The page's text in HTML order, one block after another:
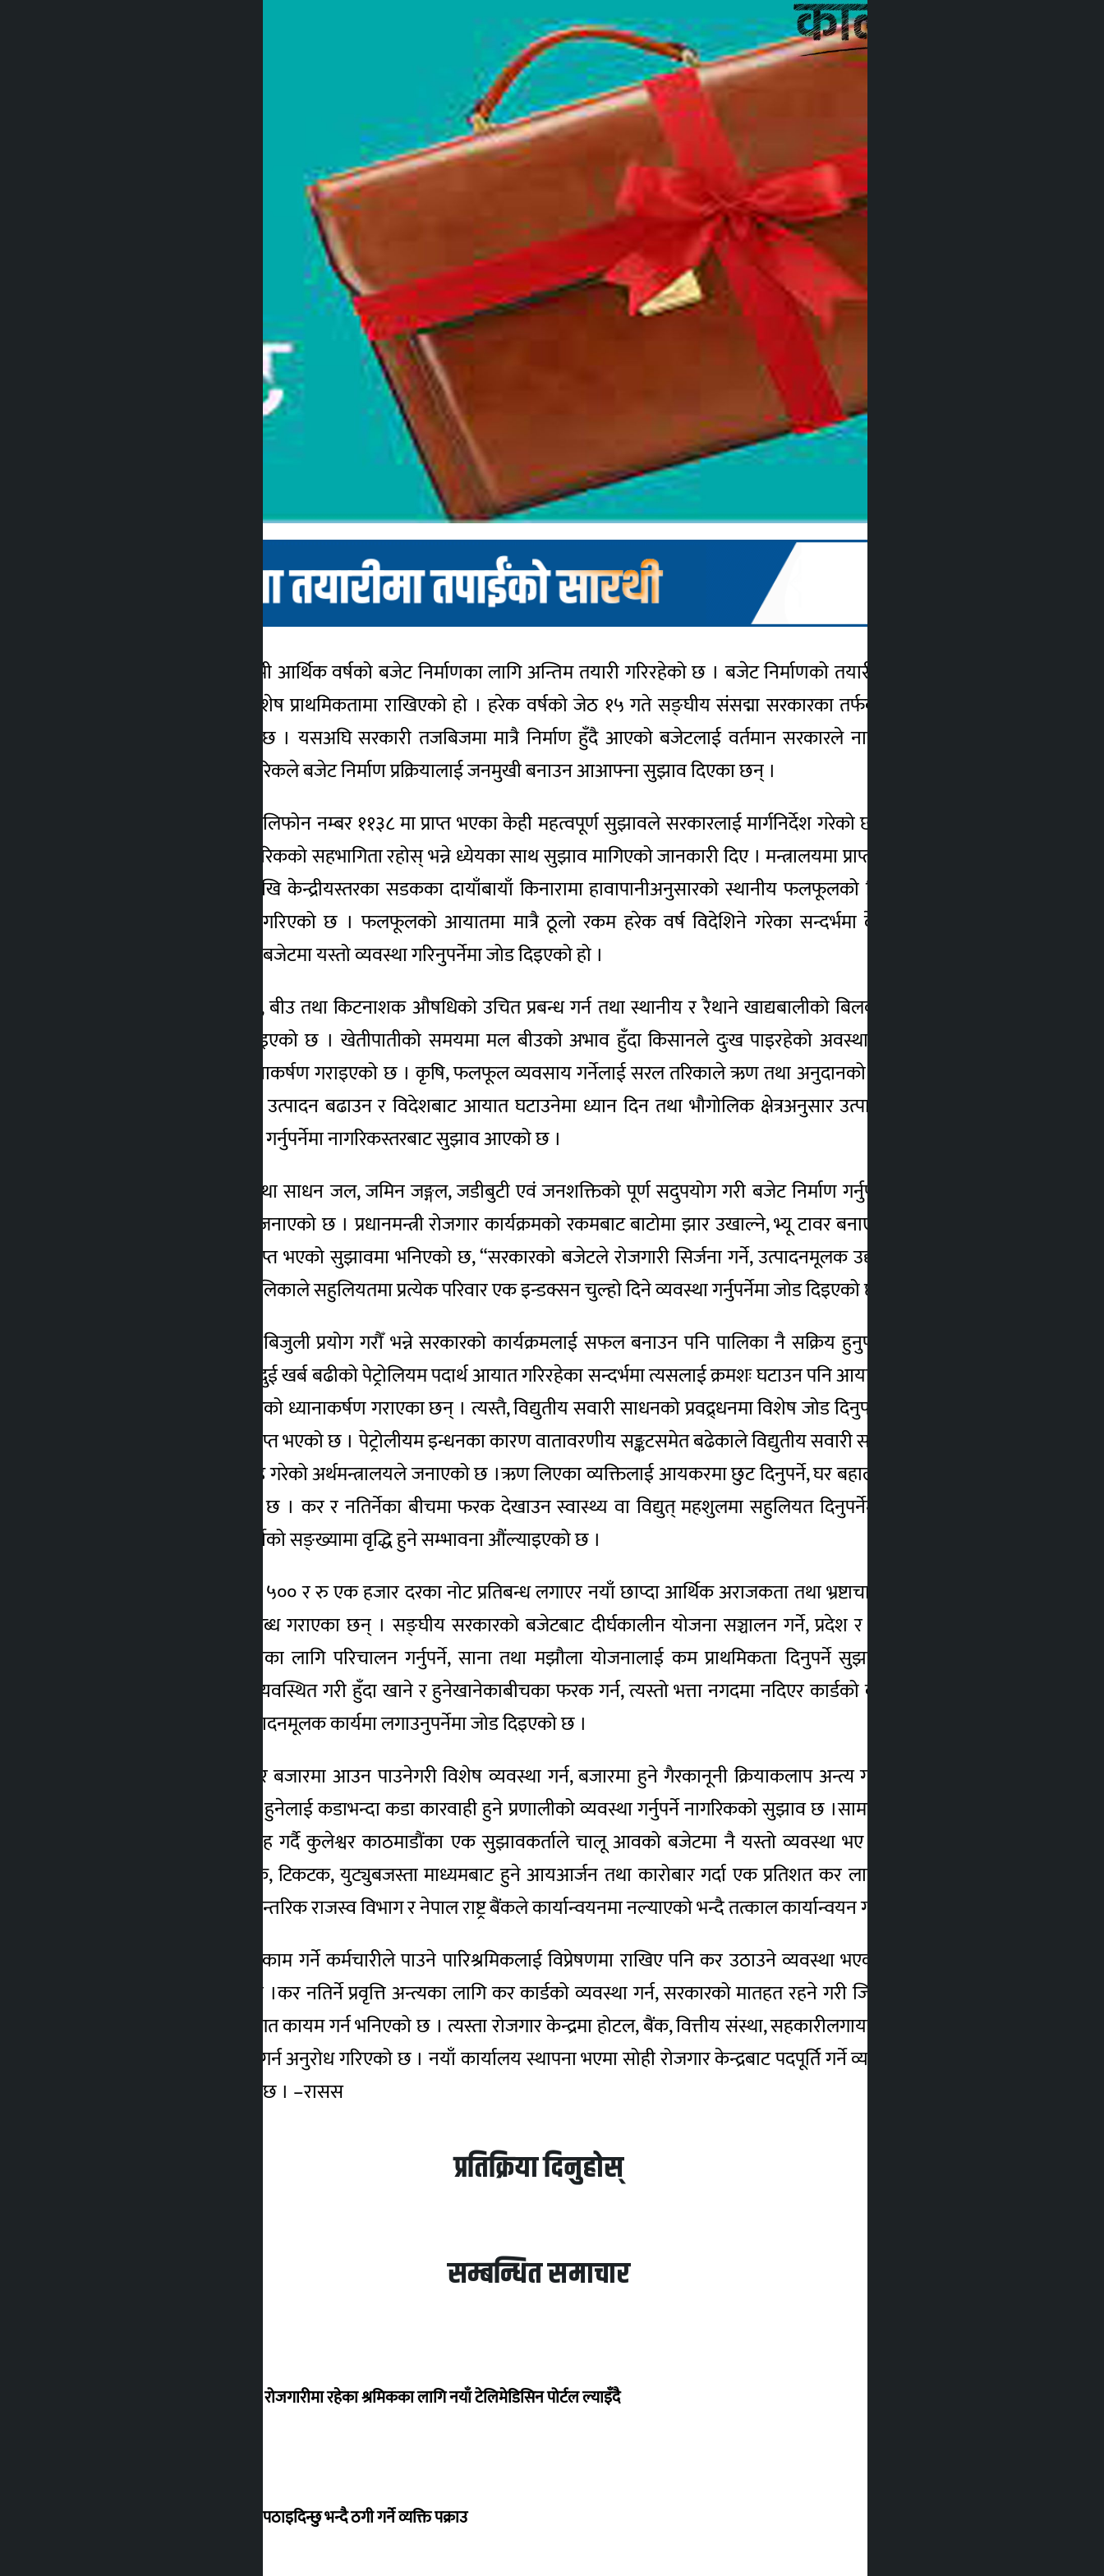
काठमाडौं । सरकारले आगामी आर्थिक वर्षको बजेट निर्माणका लागि अन्तिम तयारी गरिरहेको छ । बजेट निर्माणको तयारीको इतिहासमै पहिलो पटक
नागरिक सुझावलाई पनि विशेष प्राथमिकतामा राखिएको हो । हरेक वर्षको जेठ १५ गते सङ्घीय संसद्मा सरकारका तर्फबाट अर्थमन्त्रीले बजेट प्रस्तुत
गर्नुपर्ने संवैधानिक व्यवस्था छ । यसअघि सरकारी तजबिजमा मात्रै निर्माण हुँदै आएको बजेटलाई वर्तमान सरकारले नागरिकको सहभागिता अगाडि
बढाएको हो । देशभरका नागरिकले बजेट निर्माण प्रक्रियालाई जनमुखी बनाउन आआफ्ना सुझाव दिएका छन् ।
अर्थमन्त्रालयले पैसा नलाग्ने टेलिफोन नम्बर ११३८ मा प्राप्त भएका केही महत्वपूर्ण सुझावले सरकारलाई मार्गनिर्देश गरेको छ । अर्थमन्त्री जनार्दन शर्माले
अनुसार बजेट निर्माणमा नागरिकको सहभागिता रहोस् भन्ने ध्येयका साथ सुझाव मागिएको जानकारी दिए । मन्त्रालयमा प्राप्त भएका केही सुझावअनुसार
सार्वजनिक जग्गा, स्थानीयदेखि केन्द्रीयस्तरका सडकका दायाँबायाँ किनारामा हावापानीअनुसारको स्थानीय फलफूलको बिरुवा रोप्ने कार्यलाई विशेष
प्राथमिकतामा राख्न अनुरोध गरिएको छ । फलफूलको आयातमा मात्रै ठूलो रकम हरेक वर्ष विदेशिने गरेका सन्दर्भमा देशभित्रै फलफूल उत्पादनमा
आत्मनिर्भर बन्नका लागि पनि बजेटमा यस्तो व्यवस्था गरिनुपर्नेमा जोड दिइएको हो ।
किसानलाई रासायनिक मल, बीउ तथा किटनाशक औषधिको उचित प्रबन्ध गर्न तथा स्थानीय र रैथाने खाद्यबालीको बिलको सुरक्षामा ध्यान दिनुपर्नेमा
सरकारको ध्यानाकर्षण गराइएको छ । खेतीपातीको समयमा मल बीउको अभाव हुँदा किसानले दुःख पाइरहेको अवस्थालाई अन्त्य गर्नेतर्फ बजेटको
व्यवस्था गर्न सरकारको ध्यानाकर्षण गराइएको छ । कृषि, फलफूल व्यवसाय गर्नेलाई सरल तरिकाले ऋण तथा अनुदानको प्रबन्ध गर्नुपर्ने, बजेटमा साना
किसानलाई समेट्न, देशभित्रै उत्पादन बढाउन र विदेशबाट आयात घटाउनेमा ध्यान दिन तथा भौगोलिक क्षेत्रअनुसार उत्पादन हुने वस्तुलाई पकेट क्षेत्र
घोषणा गरी बजेट विनियोजन गर्नुपर्नेमा नागरिकस्तरबाट सुझाव आएको छ ।
देशभित्रका प्राकृतिक स्रोत तथा साधन जल, जमिन जङ्गल, जडीबुटी एवं जनशक्तिको पूर्ण सदुपयोग गरी बजेट निर्माण गर्नुपर्नेलगायत महत्वपूर्ण सुझाव
प्राप्त भएको अर्थमन्त्रालयले जनाएको छ । प्रधानमन्त्री रोजगार कार्यक्रमको रकमबाट बाटोमा झार उखाल्ने, भ्यू टावर बनाएर अर्थतन्त्र सुधार नहुने भन्दै
बेलकोटगढी नुवाकोटबाट प्राप्त भएको सुझावमा भनिएको छ, “सरकारको बजेटले रोजगारी सिर्जना गर्ने, उत्पादनमूलक उद्योगको विकासमा ध्यान दिन
जरुरी रहेको छ ।” प्रत्येक पालिकाले सहुलियतमा प्रत्येक परिवार एक इन्डक्सन चुल्हो दिने व्यवस्था गर्नुपर्नेमा जोड दिइएको छ ।
विदेशी ग्यास छाडौँ, स्वदेशी बिजुली प्रयोग गरौँ भन्ने सरकारको कार्यक्रमलाई सफल बनाउन पनि पालिका नै सक्रिय हुनुपर्ने सुझाव प्राप्त भएको छ ।
सरकारले हरेक वर्ष झण्डै रु दुई खर्ब बढीको पेट्रोलियम पदार्थ आयात गरिरहेका सन्दर्भमा त्यसलाई क्रमशः घटाउन पनि आयातित ग्यासको खपत कम गर्दै
जानुपर्नेमा नागरिकले सरकारको ध्यानाकर्षण गराएका छन् । त्यस्तै, विद्युतीय सवारी साधनको प्रवद्र्धनमा विशेष जोड दिनुपर्ने, भन्सार र कर छुट दिनुपर्ने
सुझाव पनि महत्वका साथ प्राप्त भएको छ । पेट्रोलीयम इन्धनका कारण वातावरणीय सङ्कटसमेत बढेकाले विद्युतीय सवारी साधनको प्रवद्र्धनमा जोड दिन
नागरिकले सरकारलाई आग्रह गरेको अर्थमन्त्रालयले जनाएको छ ।ऋण लिएका व्यक्तिलाई आयकरमा छुट दिनुपर्ने, घर बहाल कर तिर्ने र नतिर्नेकाबीचमा
केही फरक हुनुपर्ने माग पनि छ । कर र नतिर्नेका बीचमा फरक देखाउन स्वास्थ्य वा विद्युत् महशुलमा सहुलियत दिनुपर्नेमा जोड दिइएको छ । यस्तो
व्यवस्था गरिए बहाल कर तिर्नेको सङ्ख्यामा वृद्धि हुने सम्भावना औंल्याइएको छ ।
यसैगरी केहीले भने पुराना रु ५०० र रु एक हजार दरका नोट प्रतिबन्ध लगाएर नयाँ छाप्दा आर्थिक अराजकता तथा भ्रष्टाचार नियन्त्रण गर्न सकिन्छ भन्ने
सुझाव पनि नागरिकले उपलब्ध गराएका छन् । सङ्घीय सरकारको बजेटबाट दीर्घकालीन योजना सञ्चालन गर्ने, प्रदेश र स्थानीय पालिकाको योजना
जनस्तरको समस्या समाधानका लागि परिचालन गर्नुपर्ने, साना तथा मझौला योजनालाई कम प्राथमिकता दिनुपर्ने सुझाव आएकोे जनाइएको छ ।
सामाजिक सुरक्षा भत्तालाई व्यवस्थित गरी हुँदा खाने र हुनेखानेकाबीचका फरक गर्न, त्यस्तो भत्ता नगदमा नदिएर कार्डको व्यवस्था गरी आधारभत सेवा
निःशुल्क गर्न र नगदलाई उत्पादनमूलक कार्यमा लगाउनुपर्नेमा जोड दिइएको छ ।
वास्तविक क्षेत्रलाई पनि शेयर बजारमा आउन पाउनेगरी विशेष व्यवस्था गर्न, बजारमा हुने गैरकानूनी क्रियाकलाप अन्त्य गर्न तथा नियामक निकायका
प्रमुख नै गलत कार्यमा संलग्न हुनेलाई कडाभन्दा कडा कारवाही हुने प्रणालीको व्यवस्था गर्नुपर्ने नागरिकको सुझाव छ ।सामाजिक सञ्जालको नियमन गर्ने
प्रावधान ल्याउन विशेष आग्रह गर्दै कुलेश्वर काठमाडौंका एक सुझावकर्ताले चालू आवको बजेटमा नै यस्तो व्यवस्था भए पनि कार्यान्वयन नभएकामा
गुनासो गरेका छन् । फेसबुक, टिकटक, युट्युबजस्ता माध्यमबाट हुने आयआर्जन तथा कारोबार गर्दा एक प्रतिशत कर लाग्ने भनी यस आवको बजेटमा
व्यवस्था गरिएको भए पनि आन्तरिक राजस्व विभाग र नेपाल राष्ट्र बैंकले कार्यान्वयनमा नल्याएको भन्दै तत्काल कार्यान्वयन गर्न भनिएको छ ।
नेपालमा बसेर अनलाइनका काम गर्ने कर्मचारीले पाउने पारिश्रमिकलाई विप्रेषणमा राखिए पनि कर उठाउने व्यवस्था भएको भन्दै यस क्षेत्रलाई करको
दायरामा ल्याउन भनिएको छ ।कर नतिर्ने प्रवृत्ति अन्त्यका लागि कर कार्डको व्यवस्था गर्न, सरकारको मातहत रहने गरी जिल्लास्तरमा रोजगार केन्द्रको
स्थापना गर्न, बेरोजगारको लगत कायम गर्न भनिएको छ । त्यस्ता रोजगार केन्द्रमा होटल, बैंक, वित्तीय संस्था, सहकारीलगायत सङ्घसंस्थालाई पनि सोही
केन्द्रमा दर्ता गर्नुपर्ने व्यवस्था गर्न अनुरोध गरिएको छ । नयाँ कार्यालय स्थापना भएमा सोही रोजगार केन्द्रबाट पदपूर्ति गर्ने व्यवस्था गरिए शक्ति र पहुँचको
प्रभाव रोकिने सुझाव आएको छ । –रासस
प्रतिक्रिया दिनुहोस्
सम्बन्धित समाचार
वैदेशिक रोजगारीमा रहेका श्रमिकका लागि नयाँ टेलिमेडिसिन पोर्टल ल्याइँदै
बेलायत पठाइदिन्छु भन्दै ठगी गर्ने व्यक्ति पक्राउ